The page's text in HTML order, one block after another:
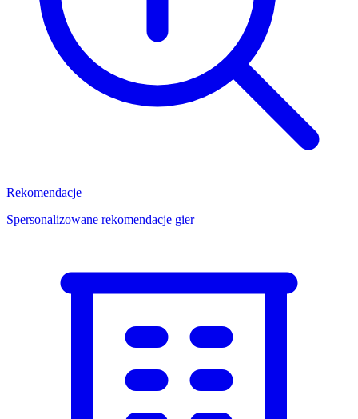
Rekomendacje
Spersonalizowane rekomendacje gier